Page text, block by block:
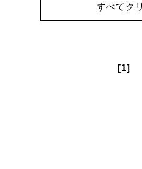
すべてク
[1]